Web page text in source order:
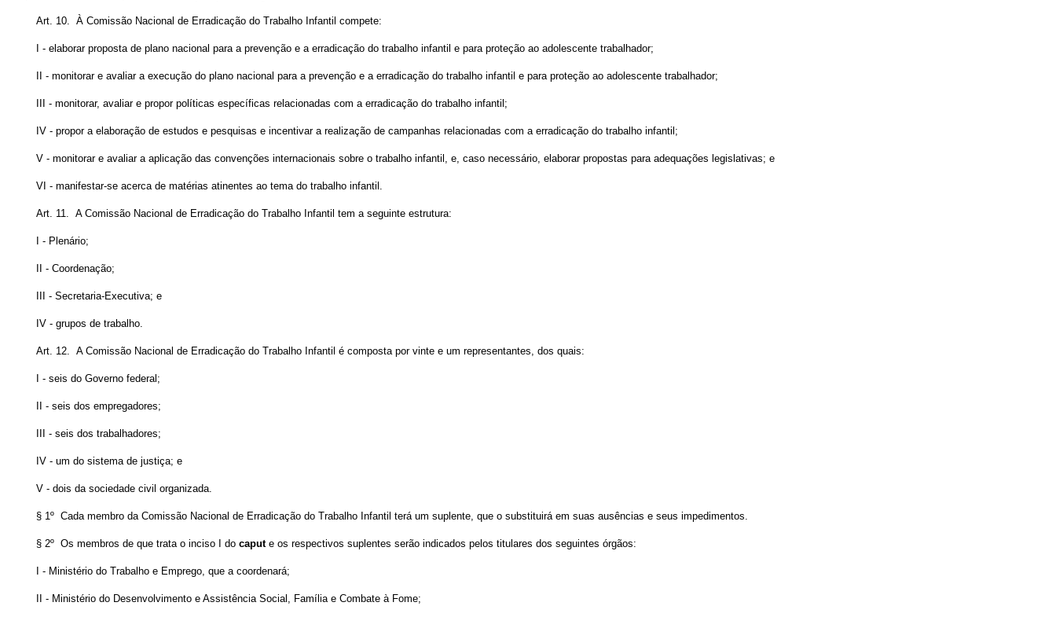
Art. 10. À Comissão Nacional de Erradicação do Trabalho Infantil compete:
I - elaborar proposta de plano nacional para a prevenção e a erradicação do trabalho infantil e para proteção ao adolescente trabalhador;
II - monitorar e avaliar a execução do plano nacional para a prevenção e a erradicação do trabalho infantil e para proteção ao adolescente trabalhador;
III - monitorar, avaliar e propor políticas específicas relacionadas com a erradicação do trabalho infantil;
IV - propor a elaboração de estudos e pesquisas e incentivar a realização de campanhas relacionadas com a erradicação do trabalho infantil;
V - monitorar e avaliar a aplicação das convenções internacionais sobre o trabalho infantil , e, caso necessário, elaborar propostas para adequações legislativas; e
VI - manifestar-se acerca de matérias atinentes ao tema do trabalho infantil.
Art. 11. A Comissão Nacional de Erradicação do Trabalho Infantil tem a seguinte estrutura:
I - Plenário;
II - Coordenação;
III - Secretaria-Executiva; e
IV - grupos de trabalho.
Art. 12. A Comissão Nacional de Erradicação do Trabalho Infantil é composta por vinte e um representantes, dos quais:
I - seis do Governo federal;
II - seis dos empregadores;
III - seis dos trabalhadores;
IV - um do sistema de justiça; e
V - dois da sociedade civil organizada.
§ 1º Cada membro da Comissão Nacional de Erradicação do Trabalho Infantil terá um suplente, que o substituirá em suas ausências e seus impedimentos.
§ 2º Os membros de que trata o inciso I do capute os respectivos suplentes serão indicados pelos titulares dos seguintes órgãos:
I - Ministério do Trabalho e Emprego, que a coordenará;
II - Ministério do Desenvolvimento e Assistência Social, Família e Combate à Fome;